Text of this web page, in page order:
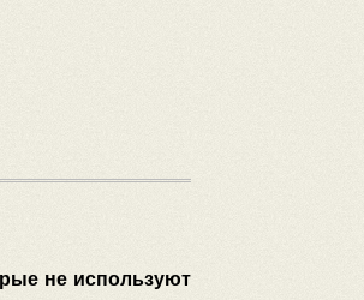
не используют